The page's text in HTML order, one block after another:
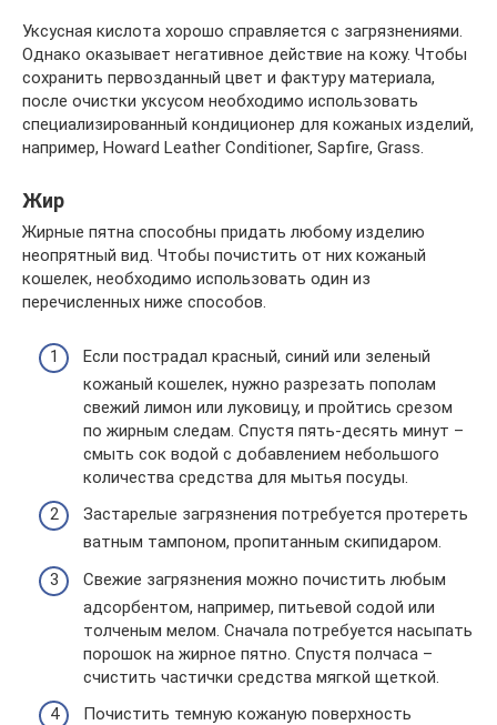
Уксусная кислота хорошо справляется с загрязнениями.
Однако оказывает негативное действие на кожу. Чтобы
сохранить первозданный цвет и фактуру материала,
после очистки уксусом необходимо использовать
специализированный кондиционер для кожаных изделий,
например, Howard Leather Conditioner, Sapfire, Grass.
Жир
Жирные пятна способны придать любому изделию
неопрятный вид. Чтобы почистить от них кожаный
кошелек, необходимо использовать один из
перечисленных ниже способов.
Если пострадал красный, синий или зеленый
кожаный кошелек, нужно разрезать пополам
свежий лимон или луковицу, и пройтись срезом
по жирным следам. Спустя пять-десять минут –
смыть сок водой с добавлением небольшого
количества средства для мытья посуды.
Застарелые загрязнения потребуется протереть
ватным тампоном, пропитанным скипидаром.
Свежие загрязнения можно почистить любым
адсорбентом, например, питьевой содой или
толченым мелом. Сначала потребуется насыпать
порошок на жирное пятно. Спустя полчаса –
счистить частички средства мягкой щеткой.
Почистить темную кожаную поверхность